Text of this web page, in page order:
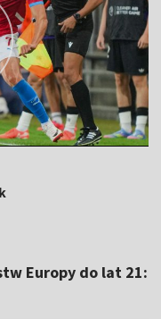
Europy do lat 21: